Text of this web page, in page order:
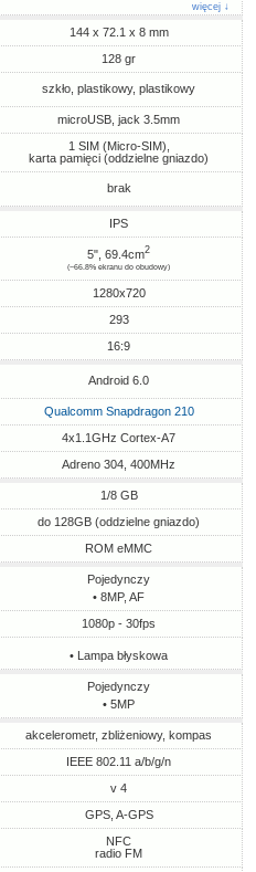
więcej ↓
144 x 72.1 x 8 mm
128 gr
szkło, plastikowy, plastikowy
microUSB, jack 3.5mm
1 SIM (Micro-SIM),
karta pamięci (oddzielne gniazdo)
brak
IPS
5", 69.4cm2
(~66.8% ekranu do obudowy)
1280x720
293
16:9
Android 6.0
Qualcomm Snapdragon 210
4x1.1GHz Cortex-A7
Adreno 304, 400MHz
1/8 GB
do 128GB (oddzielne gniazdo)
ROM eMMC
Pojedynczy
• 8MP, AF
1080p - 30fps
• Lampa błyskowa
Pojedynczy
• 5MP
akcelerometr, zbliżeniowy, kompas
IEEE 802.11 a/b/g/n
v 4
GPS, A-GPS
NFC
radio FM